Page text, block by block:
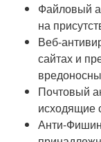
Файловый
на
Веб-
сайтах и
Почтовый
исходящие
Анти-